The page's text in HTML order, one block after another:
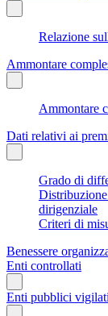
Relazione
Ammontare
Ammontare
Dati relativi ai
Grado di
Distribuzione
dirigenziale
Criteri di
Benessere
Enti controllati
Enti pubblici vigilati